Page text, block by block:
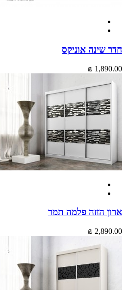
חדר שינה אוניקס
1,890.00 ₪
ארון הזזה פלמה תמר
2,890.00 ₪